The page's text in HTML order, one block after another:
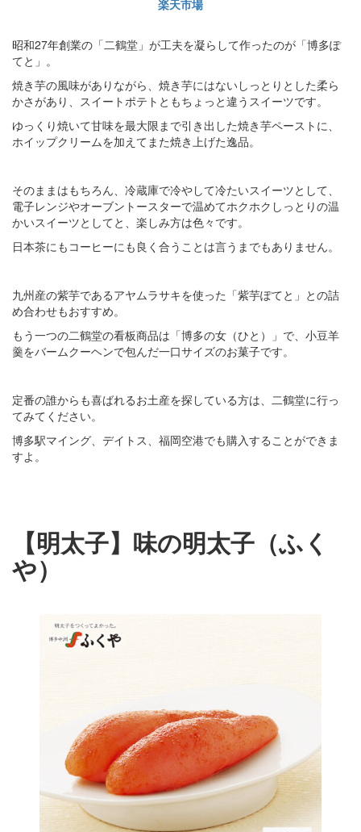
楽天市場
昭和27年創業の「二鶴堂」が工夫を凝らして作ったのが「博多ぽ
てと」。
焼き芋の風味がありながら、焼き芋にはないしっとりとした柔ら
かさがあり、スイートポテトともちょっと違うスイーツです。
ゆっくり焼いて甘味を最大限まで引き出した焼き芋ペーストに、
ホイップクリームを加えてまた焼き上げた逸品。
そのままはもちろん、冷蔵庫で冷やして冷たいスイーツとして、
電子レンジやオーブントースターで温めてホクホクしっとりの温
かいスイーツとしてと、楽しみ方は色々です。
日本茶にもコーヒーにも良く合うことは言うまでもありません。
九州産の紫芋であるアヤムラサキを使った「紫芋ぽてと」との詰
め合わせもおすすめ。
もう一つの二鶴堂の看板商品は「博多の女（ひと）」で、小豆羊
羹をバームクーヘンで包んだ一口サイズのお菓子です。
定番の誰からも喜ばれるお土産を探している方は、二鶴堂に行っ
てみてください。
博多駅マイング、デイトス、福岡空港でも購入することができま
すよ。
【明太子】味の明太子（ふく
や）